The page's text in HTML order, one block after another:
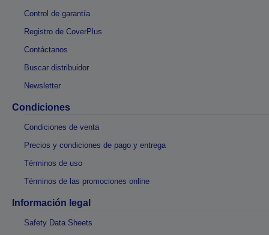
Control de garantía
Registro de CoverPlus
Contáctanos
Buscar distribuidor
Newsletter
Condiciones
Condiciones de venta
Precios y condiciones de pago y entrega
Términos de uso
Términos de las promociones online
Información legal
Safety Data Sheets